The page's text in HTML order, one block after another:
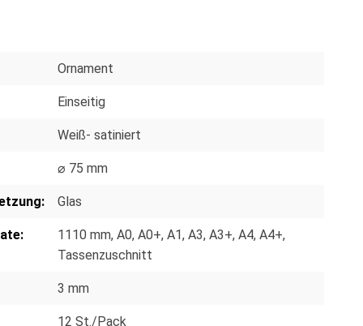
Ornament
Einseitig
Weiß- satiniert
⌀ 75 mm
Glas
1110 mm, A0, A0+, A1, A3, A3+, A4, A4+,
Tassenzuschnitt
3 mm
12 St./Pack